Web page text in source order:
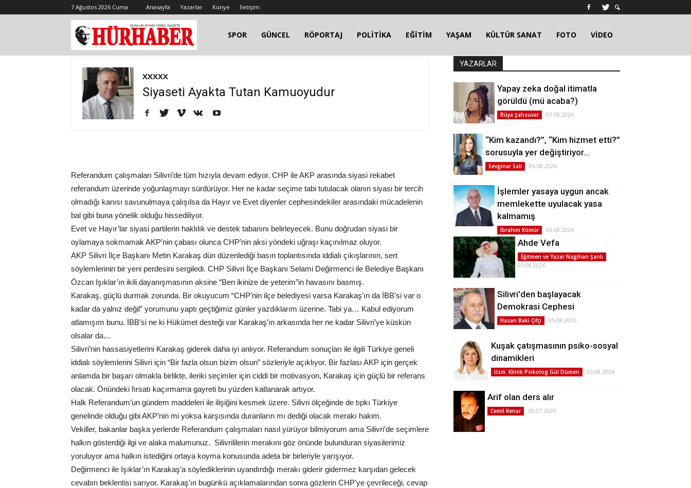
7 Ağustos 2026 Cuma Anasayfa Yazarlar Künye İletişim
SPOR GÜNCEL RÖPORTAJ POLİTİKA EĞİTİM YAŞAM KÜLTÜR SANAT FOTO VİDEO
XXXXX
Siyaseti Ayakta Tutan Kamuoyudur
Referandum çalışmaları Silivri’de tüm hızıyla devam ediyor. CHP ile AKP arasında siyasi rekabet
referandum üzerinde yoğunlaşmayı sürdürüyor. Her ne kadar seçime tabi tutulacak olanın siyasi bir tercih
olmadığı kanısı savunulmaya çalışılsa da Hayır ve Evet diyenler cephesindekiler arasındaki mücadelenin
bal gibi buna yönelik olduğu hissediliyor.
Evet ve Hayır’lar siyasi partilerin haklılık ve destek tabanını belirleyecek. Bunu doğrudan siyasi bir
oylamaya sokmamak AKP’nin çabası olunca CHP’nin aksi yöndeki uğraşı kaçınılmaz oluyor.
AKP Silivri İlçe Başkanı Metin Karakaş dün düzenlediği basın toplantısında iddialı çıkışlarının, sert
söylemlerinin bir yeni perdesini sergiledi. CHP Silivri İlçe Başkanı Selami Değirmenci ile Belediye Başkanı
Özcan Işıklar’ın ikili dayanışmasının aksine “Ben ikinize de yeterim”in havasını basmış.
Karakaş, güçlü durmak zorunda. Bir okuyucum “CHP’nin ilçe belediyesi varsa Karakaş’ın da İBB’si var o
kadar da yalnız değil” yorumunu yaptı geçtiğimiz günler yazdıklarım üzerine. Tabi ya… Kabul ediyorum
atlamışım bunu. İBB’si ne ki Hükümet desteği var Karakaş’ın arkasında her ne kadar Silivri’ye küskün
olsalar da…
Silivri’nin hassasiyetlerini Karakaş giderek daha iyi anlıyor. Referandum sonuçları ile ilgili Türkiye geneli
iddialı söylemlerini Silivri için “Bir fazla olsun bizim olsun” sözleriyle açıklıyor. Bir fazlası AKP için gerçek
anlamda bir başarı olmakla birlikte, ileriki seçimler için ciddi bir motivasyon, Karakaş için güçlü bir referans
olacak. Önündeki fırsatı kaçırmama gayreti bu yüzden katlanarak artıyor.
Halk Referandum’un gündem maddeleri ile ilişiğini kesmek üzere. Silivri ölçeğinde de tıpkı Türkiye
genelinde olduğu gibi AKP’nin mi yoksa karşısında duranların mı dediği olacak merakı hakim.
Vekiller, bakanlar başka yerlerde Referandum çalışmaları nasıl yürüyor bilmiyorum ama Silivri’de seçimlere
halkın gösterdiği ilgi ve alaka malumunuz. Silivrililerin merakını göz önünde bulunduran siyasilerimiz
yoruluyor ama halkın istediğini ortaya koyma konusunda adeta bir birleriyle yarışıyor.
Değirmenci ile Işıklar’ın Karakaş’a söylediklerinin uyandırdığı merakı giderir gidermez karşıdan gelecek
cevabın beklentisi sarıyor. Karakaş’ın bugünkü açıklamalarından sonra gözlerin CHP’ye çevrileceği, cevap
YAZARLAR
Yapay zeka doğal itimatla
görüldü (mü acaba?)
Rüya Şahsuvar 07.08.2026
“Kim kazandı?”, “Kim hizmet etti?”
sorusuyla yer değiştiriyor…
Sevginar Sali 06.08.2026
İşlemler yasaya uygun ancak
memlekette uyulacak yasa
kalmamış
İbrahim Kömür 06.08.2026
Ahde Vefa
Eğitmen ve Yazar Nagihan Şanlı
05.08.2026
Silivri'den başlayacak
Demokrasi Cephesi
Hasan Baki Çifçi 05.08.2026
Kuşak çatışmasının psiko-sosyal
dinamikleri
Uzm. Klinik Psikolog Gül Dümen 05.08.2026
Arif olan ders alır
Cemil Kenar 30.07.2026